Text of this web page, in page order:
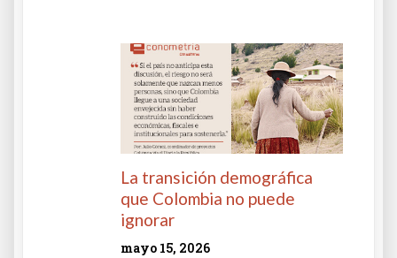
La transición demográfica
que Colombia no puede
ignorar
mayo 15, 2026